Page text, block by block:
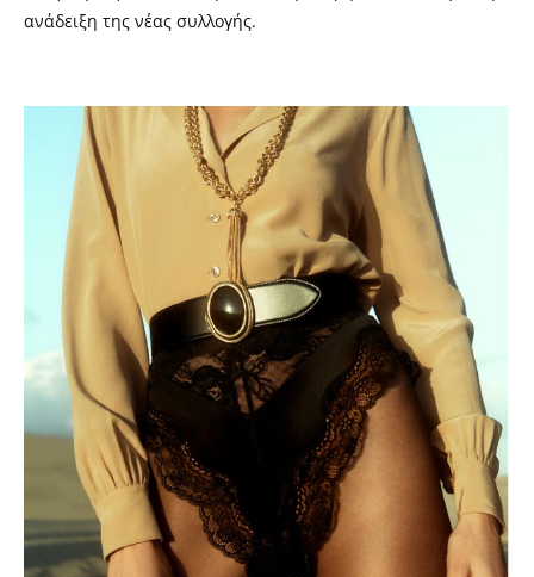
ανάδειξη της νέας συλλογής.